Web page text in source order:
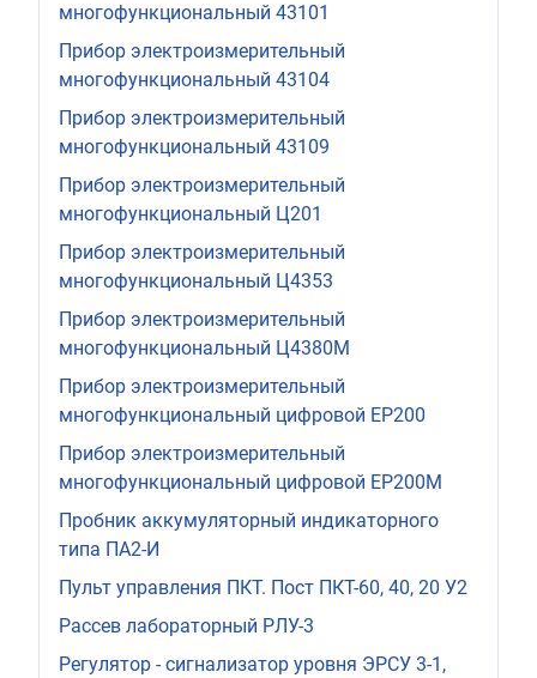
многофункциональный 43101
Прибор электроизмерительный
многофункциональный 43104
Прибор электроизмерительный
многофункциональный 43109
Прибор электроизмерительный
многофункциональный Ц201
Прибор электроизмерительный
многофункциональный Ц4353
Прибор электроизмерительный
многофункциональный Ц4380М
Прибор электроизмерительный
многофункциональный цифровой ЕР200
Прибор электроизмерительный
многофункциональный цифровой ЕР200М
Пробник аккумуляторный индикаторного
типа ПА2-И
Пульт управления ПКТ. Пост ПКТ-60, 40, 20 У2
Рассев лабораторный РЛУ-3
Регулятор - сигнализатор уровня ЭРСУ 3-1,